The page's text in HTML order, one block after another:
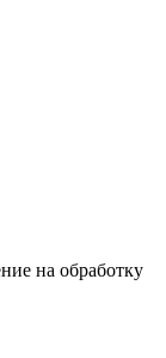
на обработку